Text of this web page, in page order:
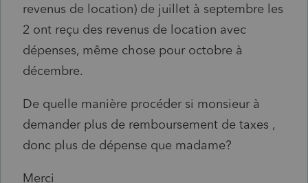
revenus de location) de juillet à septembre les
2 ont reçu des revenus de location avec
dépenses, même chose pour octobre à
décembre.
De quelle manière procéder si monsieur à
demander plus de remboursement de taxes ,
donc plus de dépense que madame?
Merci